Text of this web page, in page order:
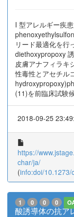
I 型アレルギー疾
リード最適化を行
diethoxypropoxy
皮膚アナフィラキ
性毒性とアセチル
(11)を前臨床試験
2018-09-25
https://
char/ja/
(info:doi/10.1273/
1 0 0 0
酸誘導体の抗ア